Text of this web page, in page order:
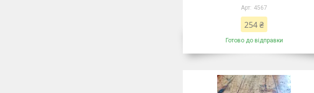
4567
254 ₴
Готово до відправки